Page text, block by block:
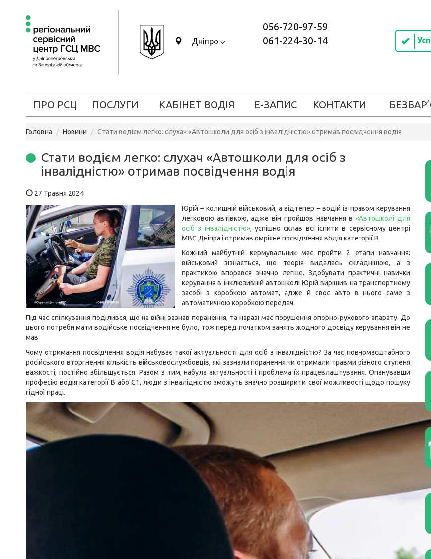
Дніпро
056-720-97-59
061-224-30-14
ПРО РСЦ ПОСЛУГИ КАБІНЕТ ВОДІЯ Е-ЗАПИС КОНТАКТИ
Головна Новини Стати водієм легко: слухач «Автошколи для осіб з інвалідністю» отримав посвідчення водія
Стати водієм легко: слухач «Автошколи для осіб з
інвалідністю» отримав посвідчення водія
27 Травня 2024
Юрій – колишній військовий, а відтепер – водій із правом керування
легковою автівкою, адже він пройшов навчання в«Автошколі для
осіб з інвалідністю», успішно склав всі іспити в сервісному центрі
МВС Дніпра і отримав омріяне посвідчення водія категорії В.
Кожний майбутній кермувальник має пройти 2 етапи навчання:
військовий зізнається, що теорія видалась складнішою, а з
практикою впорався значно легше. Здобувати практичні навички
керування в інклюзивній автошколі Юрій вирішив на транспортному
засобі з коробкою автомат, адже й своє авто в нього саме з
автоматичною коробкою передач.
Під час спілкування поділився, що на війні зазнав поранення, та наразі має порушення опорно-рухового апарату. До
цього потреби мати водійське посвідчення не було, тож перед початком занять жодного досвіду керування він не
мав.
Чому отримання посвідчення водія набуває такої актуальності для осіб з інвалідністю? За час повномасштабного
російського вторгнення кількість військовослужбовців, які зазнали поранення чи отримали травми різного ступеня
важкості, постійно збільшується. Разом з тим, набула актуальності і проблема їх працевлаштування. Опанувавши
професію водія категорії В або С1, люди з інвалідністю зможуть значно розширити свої можливості щодо пошуку
гідної праці.